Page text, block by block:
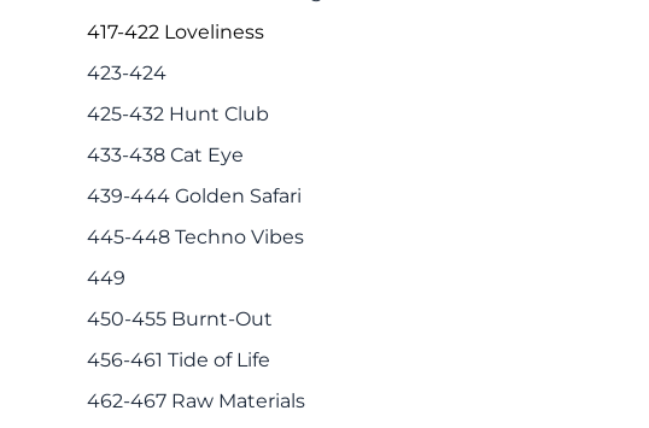
417-422 Loveliness
423-424
425-432 Hunt Club
433-438 Сat Eye
439-444 Golden Safari
445-448 Techno Vibes
449
450-455 Burnt-Out
456-461 Tide of Life
462-467 Raw Materials